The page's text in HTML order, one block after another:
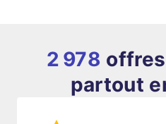
2 978
partout